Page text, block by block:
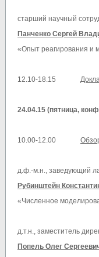
старший научный
Панченко Сергей
«Опыт реагирования и
12.10-18.15
24.04.15 (пятница,
10.00-12.00
д.ф.-м.н., заведующий
Рубинштейн
«Численное
д.т.н., заместитель
Попель Олег